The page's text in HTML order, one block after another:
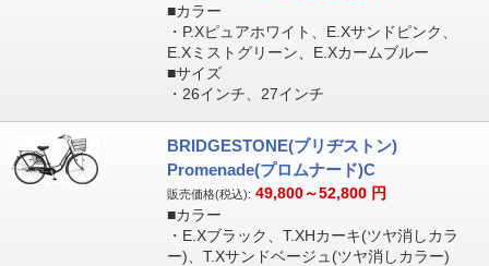
■カラー
・P.Xピュアホワイト、E.Xサンドピンク、
E.Xミストグリーン、E.Xカームブルー
■サイズ
・26インチ、27インチ
BRIDGESTONE(ブリヂストン)
Promenade(プロムナード)C
販売価格(税込): 49,800～52,800 円
■カラー
・E.Xブラック、T.XHカーキ(ツヤ消しカラ
ー)、T.Xサンドベージュ(ツヤ消しカラー)